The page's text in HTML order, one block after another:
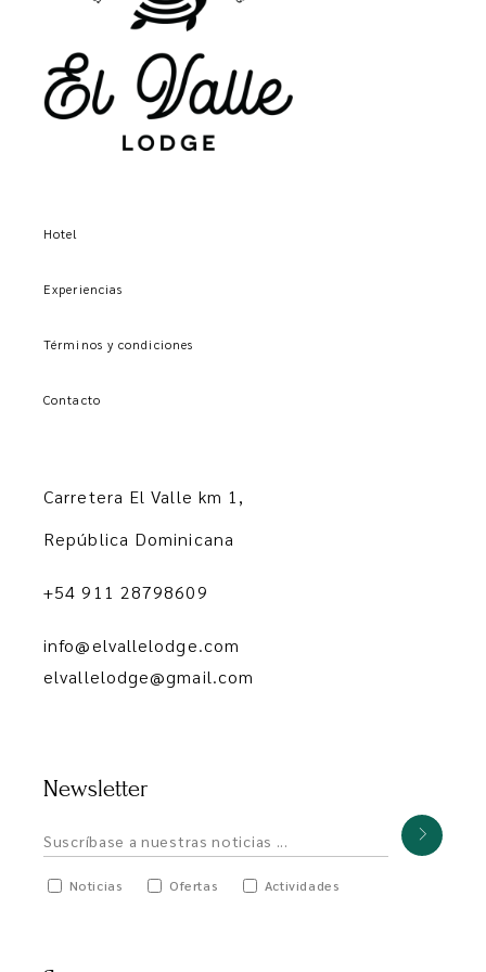
Hotel
Experiencias
Términos y condiciones
Contacto
Carretera El Valle km 1,
República Dominicana
+54 911 28798609
info@elvallelodge.com
elvallelodge@gmail.com
Newsletter
Noticias Ofertas Actividades